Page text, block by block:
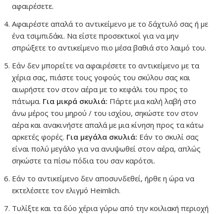
αφαιρέσετε.
Αφαιρέστε απαλά το αντικείμενο με το δάχτυλό σας ή με
ένα τσιμπιδάκι. Να είστε προσεκτικοί για να μην
σπρώξετε το αντικείμενο πιο μέσα βαθιά στο λαιμό του.
Εάν δεν μπορείτε να αφαιρέσετε το αντικείμενο με τα
χέρια σας, πιάστε τους γοφούς του σκύλου σας και
αιωρήστε τον στον αέρα με το κεφάλι του προς το
πάτωμα. Για μικρά σκυλιά: Πάρτε μια καλή λαβή στο
άνω μέρος του μηρού / του ισχίου, σηκώστε τον στον
αέρα και ανακινήστε απαλά με μια κίνηση προς τα κάτω
αρκετές φορές. Για μεγάλα σκυλιά: Εάν το σκυλί σας
είναι πολύ μεγάλο για να ανυψωθεί στον αέρα, απλώς
σηκώστε τα πίσω πόδια του σαν καρότσι.
Εάν το αντικείμενο δεν αποσυνδεθεί, ήρθε η ώρα να
εκτελέσετε τον ελιγμό Heimlich.
Τυλίξτε και τα δύο χέρια γύρω από την κοιλιακή περιοχή